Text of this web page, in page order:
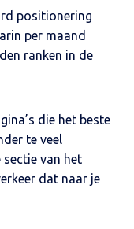
positionering
per maand
ranken in de
die het beste
te veel
van het
dat naar je